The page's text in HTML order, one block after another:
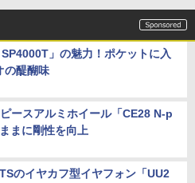
」の魅力！ポケットに入
の醍醐味
ースアルミホイール「CE28 N-p
まに剛性を向上
のイヤカフ型イヤフォン「UU2